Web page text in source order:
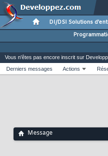
DI/DSI Solutions
Vous n'êtes pas encore inscrit sur
Derniers messages
Actions
Message